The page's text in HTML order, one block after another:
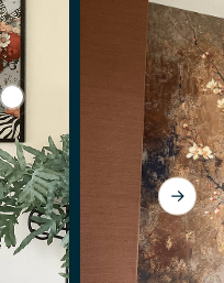
View Bunter Frühling von